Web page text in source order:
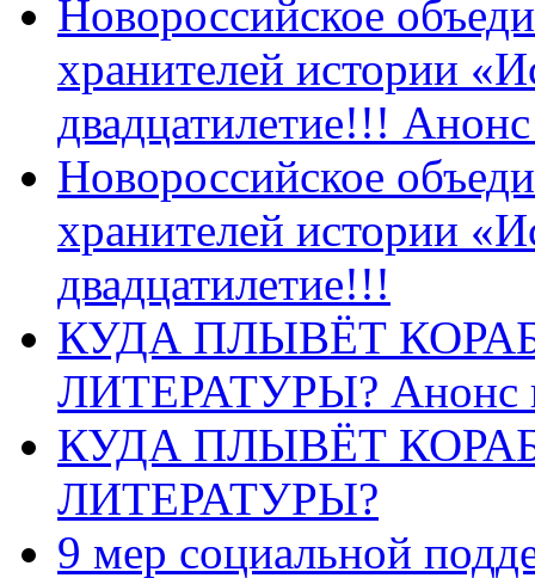
Новороссийское
хранителей истории
двадцатилетие!!!
Новороссийское
хранителей истории
двадцатилетие!!!
КУДА ПЛЫВЁТ
ЛИТЕРАТУРЫ? Анонс
КУДА ПЛЫВЁТ
ЛИТЕРАТУРЫ?
9 мер социальной